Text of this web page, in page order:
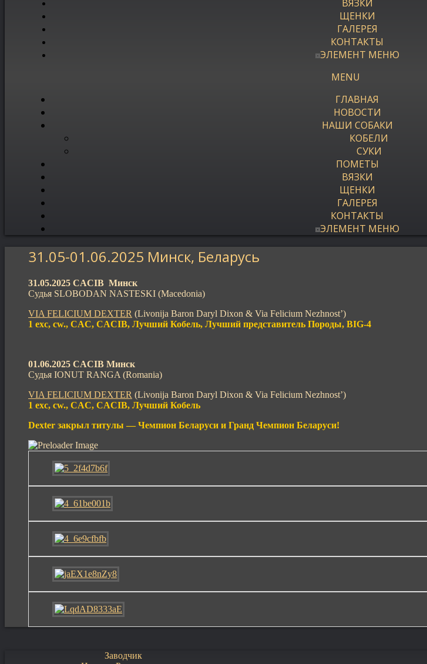
ВЯЗКИ
ЩЕНКИ
ГАЛЕРЕЯ
КОНТАКТЫ
ЭЛЕМЕНТ МЕНЮ
MENU
ГЛАВНАЯ
НОВОСТИ
НАШИ СОБАКИ
КОБЕЛИ
СУКИ
ПОМЕТЫ
ВЯЗКИ
ЩЕНКИ
ГАЛЕРЕЯ
КОНТАКТЫ
ЭЛЕМЕНТ МЕНЮ
31.05-01.06.2025 Минск, Беларусь
31.05.2025 CACIB Минск
Судья SLOBODAN NASTESKI (Macedonia)
VIA FELICIUM DEXTER (Livonija Baron Daryl Dixon & Via Felicium Nezhnost’)
1 exc, cw., CAC, CACIB, Лучший Кобель, Лучший представитель Породы, BIG-4
01.06.2025 CACIB Минск
Судья IONUT RANGA (Romania)
VIA FELICIUM DEXTER (Livonija Baron Daryl Dixon & Via Felicium Nezhnost’)
1 exc, cw., CAC, CACIB, Лучший Кобель
Dexter закрыл титулы — Чемпион Беларуси и Гранд Чемпион Беларуси!
Заводчик